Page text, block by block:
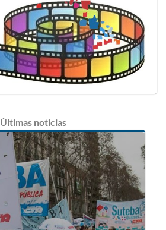
Últimas noticias